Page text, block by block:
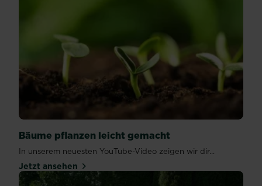
Bäume pflanzen leicht gemacht
In unserem neuesten YouTube-Video zeigen wir dir...
Jetzt ansehen